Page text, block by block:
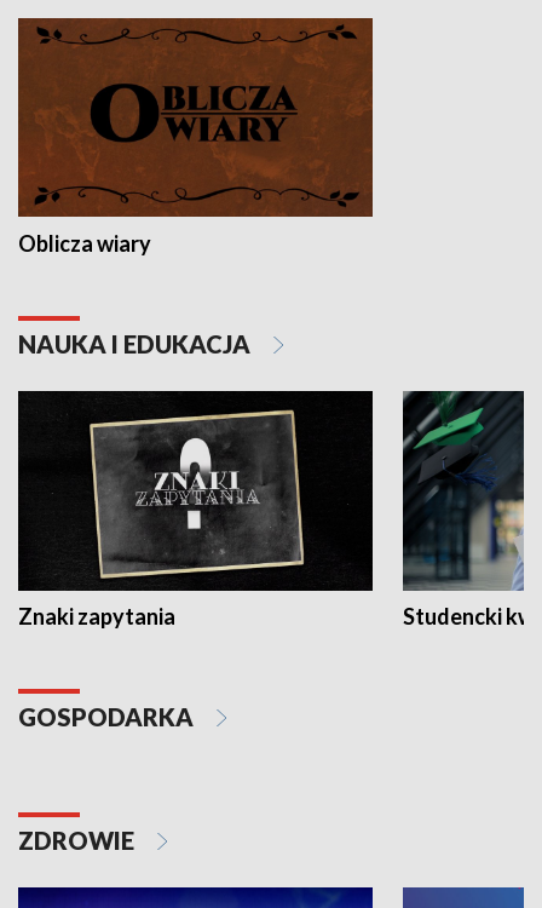
Oblicza wiary
NAUKA I EDUKACJA
Znaki zapytania Studencki
GOSPODARKA
ZDROWIE